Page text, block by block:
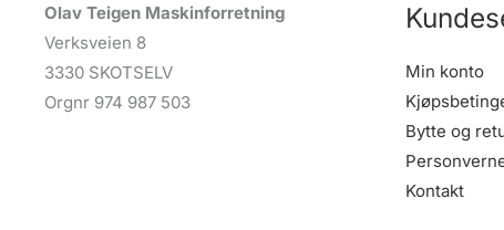
Olav Teigen Maskinforretning
Verksveien 8
3330 SKOTSELV
Orgnr 974 987 503
Min konto
Bytte og
Kontakt